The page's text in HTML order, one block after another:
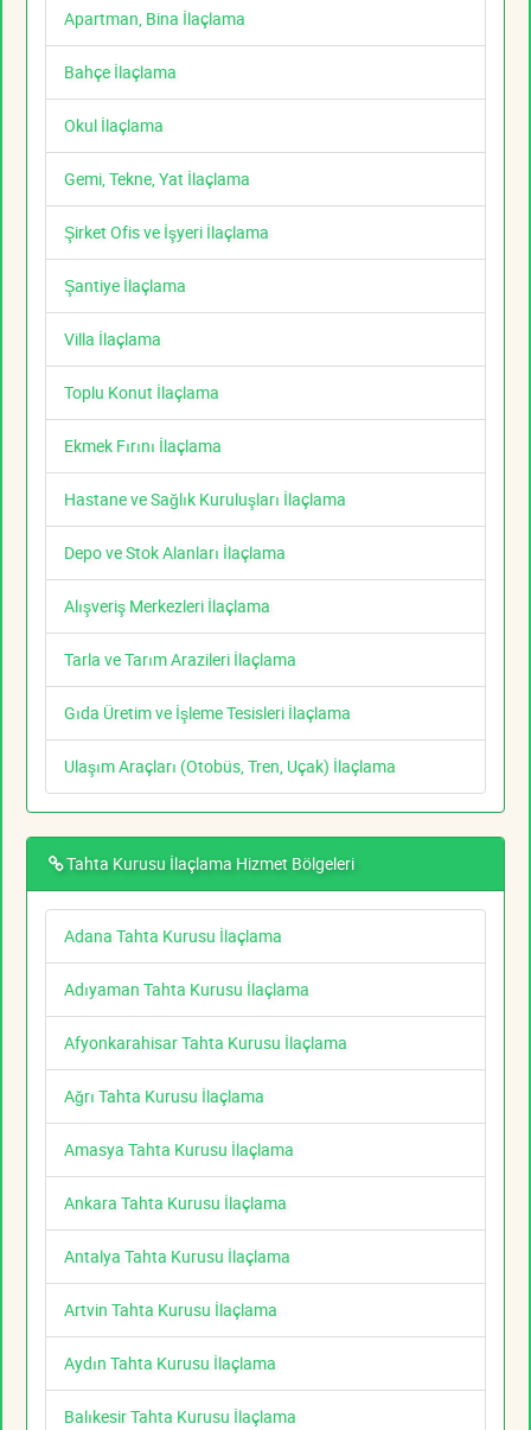
Apartman, Bina İlaçlama
Bahçe İlaçlama
Okul İlaçlama
Gemi, Tekne, Yat İlaçlama
Şirket Ofis ve İşyeri İlaçlama
Şantiye İlaçlama
Villa İlaçlama
Toplu Konut İlaçlama
Ekmek Fırını İlaçlama
Hastane ve Sağlık Kuruluşları İlaçlama
Depo ve Stok Alanları İlaçlama
Alışveriş Merkezleri İlaçlama
Tarla ve Tarım Arazileri İlaçlama
Gıda Üretim ve İşleme Tesisleri İlaçlama
Ulaşım Araçları (Otobüs, Tren, Uçak) İlaçlama
Tahta Kurusu İlaçlama Hizmet Bölgeleri
Adana Tahta Kurusu İlaçlama
Adıyaman Tahta Kurusu İlaçlama
Afyonkarahisar Tahta Kurusu İlaçlama
Ağrı Tahta Kurusu İlaçlama
Amasya Tahta Kurusu İlaçlama
Ankara Tahta Kurusu İlaçlama
Antalya Tahta Kurusu İlaçlama
Artvin Tahta Kurusu İlaçlama
Aydın Tahta Kurusu İlaçlama
Balıkesir Tahta Kurusu İlaçlama